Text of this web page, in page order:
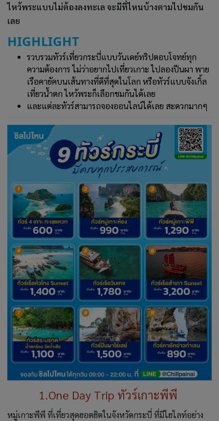
ไหว้พระแบบไม่ต้องลงทะเล จะมีที่ไหนบ้างตามไปชมกัน
เลย
HIGHLIGHT
รวบรวมทัวร์เที่ยวกระบี่แบบวันเดย์ทริปตอบโจทย์ทุก
ความต้องการ ไม่ว่าอยากไปเที่ยวเกาะ ไปลองปีนผา พาย
เรือคายัคบนเส้นทางที่ดีที่สุดในโลก หรือทัวร์แบบจังเกิ้ล
เที่ยวน้ำตก ไหว้พระก็เลือกชมกันได้เลย
และแต่ละทัวร์สามารถจองออนไลน์ได้เลย สะดวกมากๆ
1.One Day Trip ทัวร์เกาะพีพี
หมู่เกาะพีพี ที่เที่ยวสุดฮอตฮิตในจังหวัดกระบี่ ที่มีไฮไลท์อย่าง